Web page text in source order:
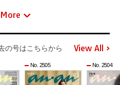
の号はこちらから View All
No. 2505 No. 2504